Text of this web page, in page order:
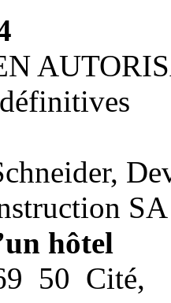
SA
hôtel
50 Cité,